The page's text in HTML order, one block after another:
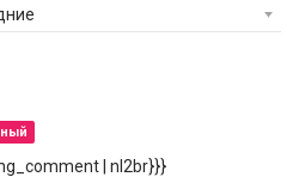
| nl2br}}}